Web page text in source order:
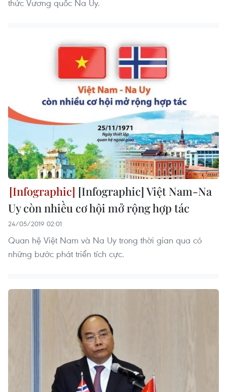
thức Vương quốc Na Uy.
[Infographic] Việt Nam-Na
Uy còn nhiều cơ hội mở rộng hợp tác
24/05/2019 02:01
Quan hệ Việt Nam và Na Uy trong thời gian qua có
những bước phát triển tích cực.